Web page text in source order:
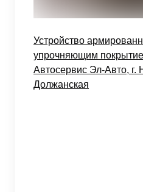
Устройство
упрочняющим
Автосервис Эл-Авто, г.
Должанская